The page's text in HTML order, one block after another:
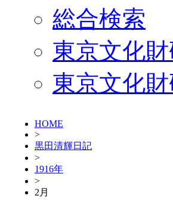
総合検索
東京文化
東京文化
HOME
>
黒田清輝日記
>
1916年
>
2月